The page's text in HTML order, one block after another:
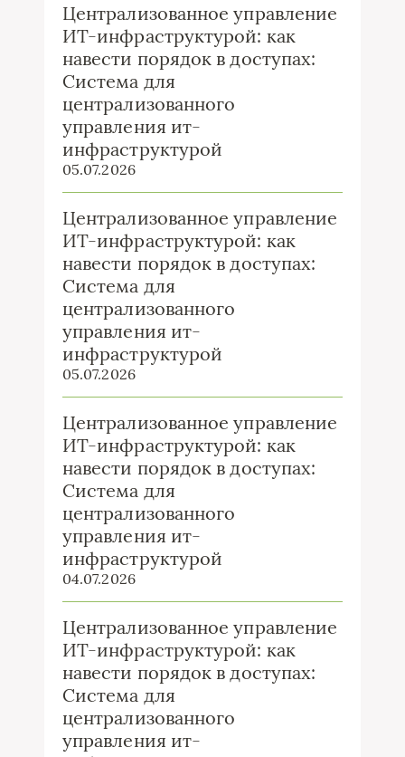
Централизованное управление
ИТ-инфраструктурой: как
навести порядок в доступах:
Система для
централизованного
управления ит-
инфраструктурой
05.07.2026
Централизованное управление
ИТ-инфраструктурой: как
навести порядок в доступах:
Система для
централизованного
управления ит-
инфраструктурой
05.07.2026
Централизованное управление
ИТ-инфраструктурой: как
навести порядок в доступах:
Система для
централизованного
управления ит-
инфраструктурой
04.07.2026
Централизованное управление
ИТ-инфраструктурой: как
навести порядок в доступах:
Система для
централизованного
управления ит-